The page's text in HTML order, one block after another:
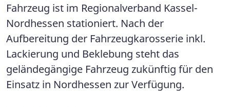
Fahrzeug ist im Regionalverband Kassel-
Nordhessen stationiert. Nach der
Aufbereitung der Fahrzeugkarosserie inkl.
Lackierung und Beklebung steht das
geländegängige Fahrzeug zukünftig für den
Einsatz in Nordhessen zur Verfügung.